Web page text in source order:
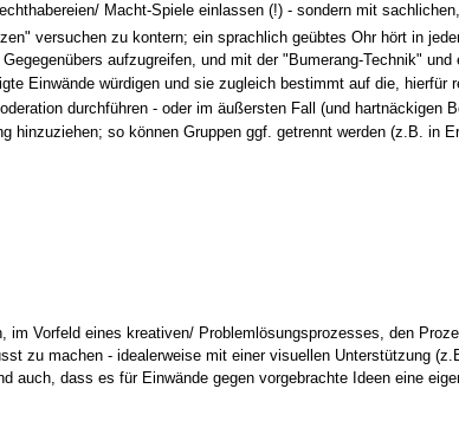
Macht-Spiele einlassen (!) - sondern mit
versuchen zu kontern; ein sprachlich geübtes Ohr hört in
aufzugreifen, und mit der "Bumerang-Technik" und
Einwände würdigen und sie zugleich bestimmt auf die,
durchführen - oder im äußersten Fall (und hartnäckigen
hinzuziehen; so können Gruppen ggf. getrennt werden (z.B. in
Vorfeld eines kreativen/ Problemlösungsprozesses, den
zu machen - idealerweise mit einer visuellen Unterstützung
auch, dass es für Einwände gegen vorgebrachte Ideen eine